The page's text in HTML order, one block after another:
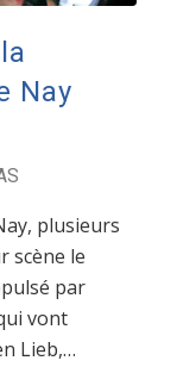
Nay
plusieurs
scène le
par
vont
Lieb,…